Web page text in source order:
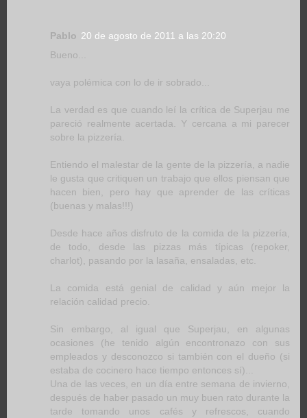
Pablo 20 de agosto de 2011 a las 20:20
Bueno...
vaya polémica con lo de ir sobrado...
La verdad es que cuando leí la crítica de Superjau me
pareció realmente acertada. Y cercana a mi parecer
sobre la pizzería.
Entiendo el malestar de la gente de la pizzería, a nadie
le gusta que critiquen un trabajo que ellos piensan que
hacen bien, pero hay que aprender de las críticas
(buenas y malas!!!)
Desde hace años disfruto de la comida de la pizzería,
de todo, desde las pizzas más típicas (repoker,
charlot), pasando por la lasaña, ensaladas, etc.
La comida está genial de calidad y aún mejor la
relación calidad precio.
Sin embargo, al igual que Superjau, en algunas
ocasiones (he tenido algún encontronazo con sus
empleados y desconozco si también con el dueño (si
estaba de cocinero hace tiempo entonces sí)...
Una de las veces, en un día entre semana de invierno,
después de haber pasado un muy buen rato durante la
tarde tomando unos cafés y refrescos, cuando